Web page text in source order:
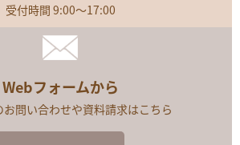
受付時間 9:00～17:00
Webフォームから
お問い合わせや資料請求はこちら